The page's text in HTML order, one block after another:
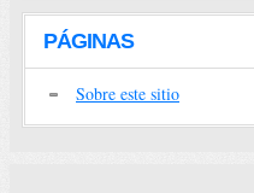
PÁGINAS
Sobre este sitio